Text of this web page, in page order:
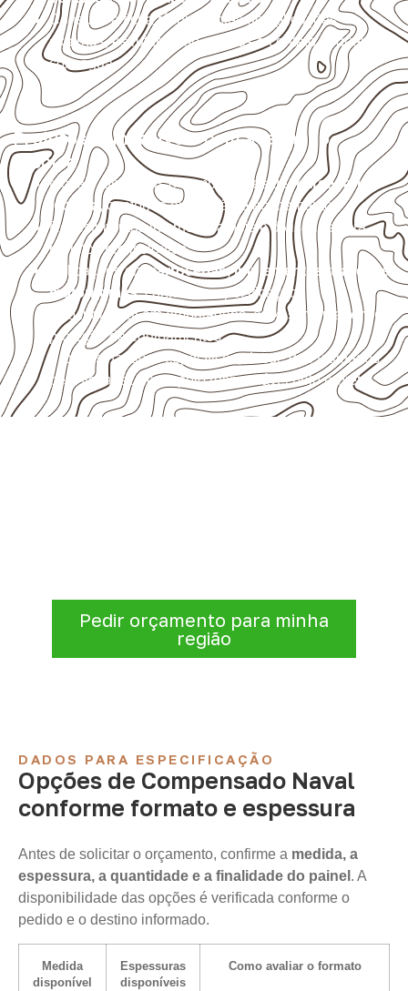
Consulte a ficha técnica antes de aplicações
externas, estruturais ou sujeitas a contato frequente
com água.
Projetos compatíveis com avaliação
técnica
Móveis, divisórias e componentes de marcenaria
técnica , conforme exposição e acabamento.
Revestimentos internos, painéis e divisórias para
projetos profissionais.
Aplicações em carrocerias, implementos, trailers e
motorhomes, conforme especificação.
Uso industrial em embalagens, caixas, montagem e
proteção de equipamentos.
Projetos náuticos específicos, desde que validados
pela ficha técnica e pelo responsável pelo projeto.
Pedir orçamento para minha
região
DADOS PARA ESPECIFICAÇÃO
Opções de Compensado Naval
conforme formato e espessura
Antes de solicitar o orçamento, confirme a medida, a
espessura, a quantidade e a finalidade do painel . A
disponibilidade das opções é verificada conforme o
pedido e o destino informado.
Medida
disponível
Espessuras
disponíveis
Como avaliar o formato